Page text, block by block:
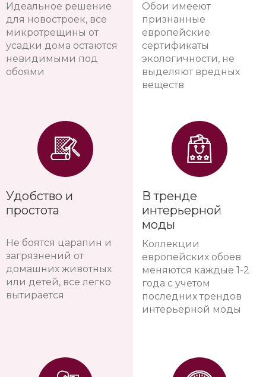
Идеальное решение
для новостроек, все
микротрещины от
усадки дома остаются
невидимыми под
обоями
Удобство и
простота
Не боятся царапин и
загрязнений от
домашних животных
или детей, все легко
вытирается
Обои имееют
признанные
европейские
сертификаты
экологичности, не
выделяют вредных
веществ
В тренде
интерьерной
моды
Коллекции
европейских обоев
меняются каждые 1-2
года с учетом
последних трендов
интерьерной моды